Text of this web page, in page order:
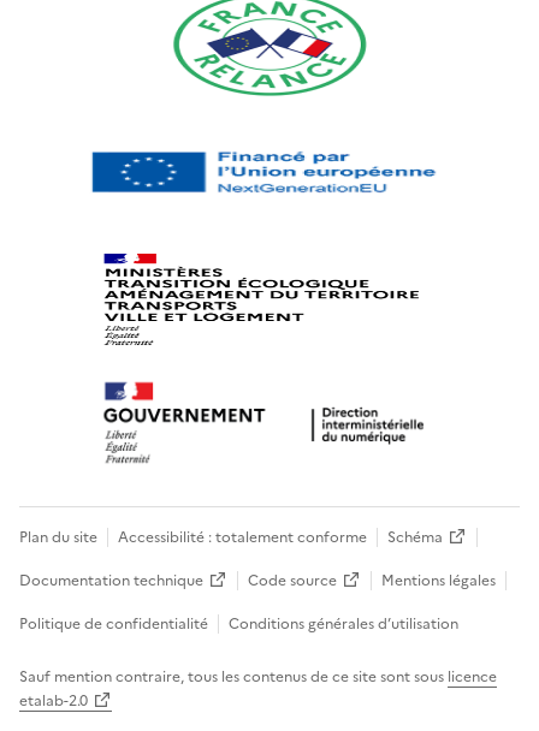
Plan du site Accessibilité : totalement conforme
Schéma
Documentation technique
Code source
Mentions légales
Politique de confidentialité
Conditions générales d’utilisation
Sauf mention contraire, tous les contenus de ce site sont sous licence
etalab-2.0